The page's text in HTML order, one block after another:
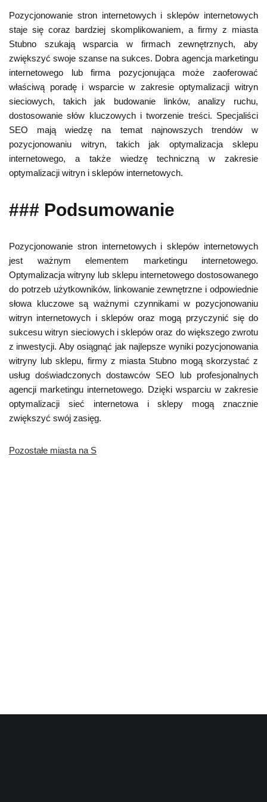
Pozycjonowanie stron internetowych i sklepów internetowych
staje się coraz bardziej skomplikowaniem, a firmy z miasta
Stubno szukają wsparcia w firmach zewnętrznych, aby
zwiększyć swoje szanse na sukces. Dobra agencja marketingu
internetowego lub firma pozycjonująca może zaoferować
właściwą poradę i wsparcie w zakresie optymalizacji witryn
sieciowych, takich jak budowanie linków, analizy ruchu,
dostosowanie słów kluczowych i tworzenie treści. Specjaliści
SEO mają wiedzę na temat najnowszych trendów w
pozycjonowaniu witryn, takich jak optymalizacja sklepu
internetowego, a także wiedzę techniczną w zakresie
optymalizacji witryn i sklepów internetowych.
### Podsumowanie
Pozycjonowanie stron internetowych i sklepów internetowych
jest ważnym elementem marketingu internetowego.
Optymalizacja witryny lub sklepu internetowego dostosowanego
do potrzeb użytkowników, linkowanie zewnętrzne i odpowiednie
słowa kluczowe są ważnymi czynnikami w pozycjonowaniu
witryn internetowych i sklepów oraz mogą przyczynić się do
sukcesu witryn sieciowych i sklepów oraz do większego zwrotu
z inwestycji. Aby osiągnąć jak najlepsze wyniki pozycjonowania
witryny lub sklepu, firmy z miasta Stubno mogą skorzystać z
usług doświadczonych dostawców SEO lub profesjonalnych
agencji marketingu internetowego. Dzięki wsparciu w zakresie
optymalizacji sieć internetowa i sklepy mogą znacznie
zwiększyć swój zasięg.
Pozostałe miasta na S